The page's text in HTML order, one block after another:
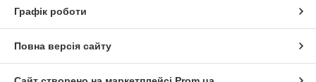
Графік роботи
Повна версія сайту